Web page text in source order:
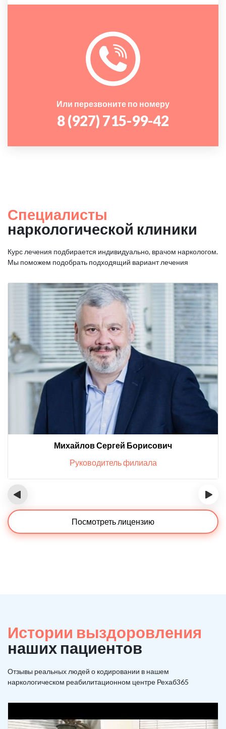
Или перезвоните по номеру
8 (927) 715-99-42
Специалисты
наркологической клиники
Курс лечения подбирается индивидуально, врачом наркологом.
Мы поможем подобрать подходящий вариант лечения
Михайлов Сергей Борисович
Руководитель филиала
‹ ›
Посмотреть лицензию
Истории выздоровления
наших пациентов
Отзывы реальных людей о кодировании в нашем
наркологическом реабилитационном центре Рехаб365